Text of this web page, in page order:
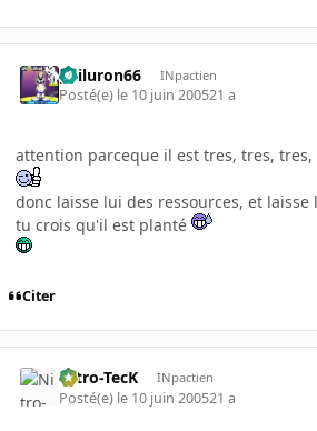
gailuron66 INpactien
Posté(e) le 10 juin 200521 a
attention parceque il est tres, tres,
donc laisse lui des ressources, et laisse
tu crois qu'il est planté
Citer
Nitro-TecK INpactien
Posté(e) le 10 juin 200521 a